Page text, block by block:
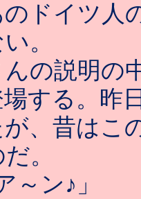
ドイツ人
。
の説明の
する。昨
、昔はこ
。
～ン♪」